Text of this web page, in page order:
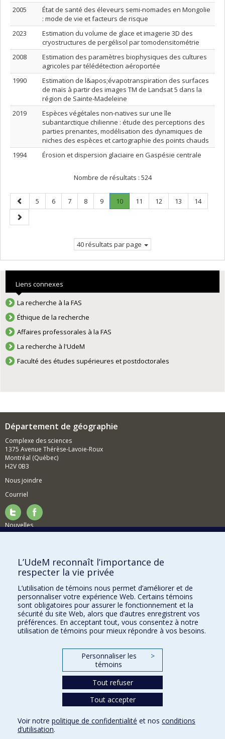
2005
État de santé des éleveurs semi-nomades en Mongolie
: mode de vie et facteurs de risque
2023
Estimation du volume de glace et imagerie 3D des
cryostructures de pergélisol par tomodensitométrie
2008
Estimation des paramètres biophysiques des cultures
agricoles par télédétection aéroportée
1990
Estimation de l&apos;évapotranspiration des surfaces
de maïs à partir des images TM de Landsat 5 dans la
région de Sainte-Madeleine
2019
Espèces végétales non-natives sur une île
subantarctique chilienne : étude des perceptions des
parties prenantes, modélisation des dynamiques de
niches des espèces et cartographie des points chauds
1994
Érosion et dispersion glaciaire en Gaspésie centrale
Nombre de résultats : 524
Page
précédente
Page
5 Page
6 Page
7 Page
8 Page
9 Page
10.
Page
Page
11 Page
12 Page
13 Page
14
Page
suivante
40 résultats par page
Liens connexes
La recherche à la FAS
Éthique de la recherche
Affaires professorales à la FAS
La recherche à l'UdeM
Faculté des études supérieures et postdoctorales
Département de géographie
Complexe des sciences
1375 Avenue Thérèse-Lavoie-Roux
Montréal (Québec)
H2V 0B3
Nous joindre
Courriel
Nouvelles
Comment soutenir le Département?
BESOIN D'AIDE?
Plan du site
Signaler une erreur
Accessibilité
FACULTÉ DES ARTS ET DES SCIENCES
Nos départements et écoles
Conditions d’utilisation
L’UdeM reconnaît l’importance de
respecter la vie privée
L’utilisation de témoins nous permet d’améliorer et de
personnaliser votre expérience Web. Certains témoins
sont obligatoires pour assurer le fonctionnement et la
sécurité du site Web, alors que d’autres enregistrent vos
préférences. En acceptant tout, vous consentez à notre
utilisation de témoins pour mieux répondre à vos besoins.
Personnaliser les
témoins
>
Tout refuser
Tout accepter
Voir notre politique de confidentialité et nos conditions
d’utilisation.